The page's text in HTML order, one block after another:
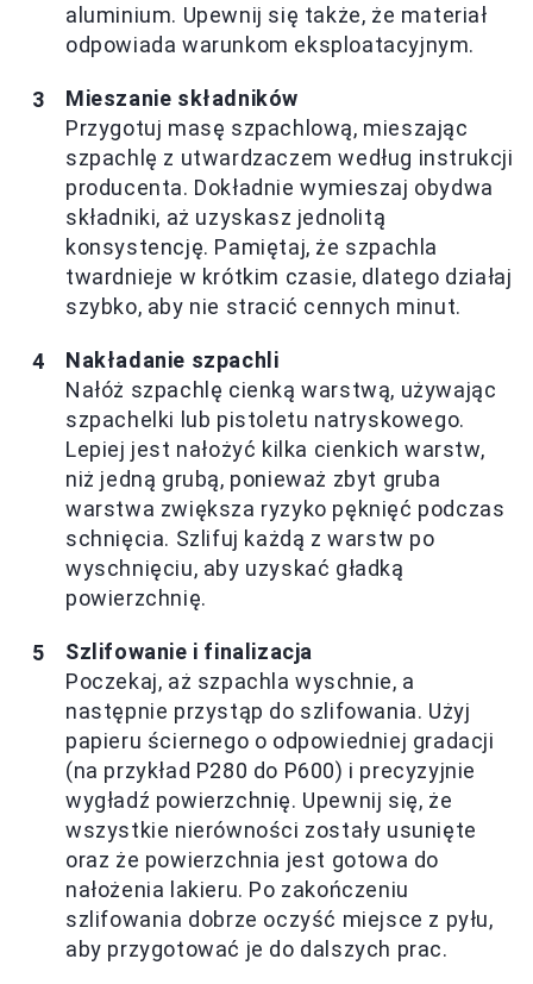
aluminium. Upewnij się także, że materiał
odpowiada warunkom eksploatacyjnym.
Mieszanie składników
Przygotuj masę szpachlową, mieszając
szpachlę z utwardzaczem według instrukcji
producenta. Dokładnie wymieszaj obydwa
składniki, aż uzyskasz jednolitą
konsystencję. Pamiętaj, że szpachla
twardnieje w krótkim czasie, dlatego działaj
szybko, aby nie stracić cennych minut.
Nakładanie szpachli
Nałóż szpachlę cienką warstwą, używając
szpachelki lub pistoletu natryskowego.
Lepiej jest nałożyć kilka cienkich warstw,
niż jedną grubą, ponieważ zbyt gruba
warstwa zwiększa ryzyko pęknięć podczas
schnięcia. Szlifuj każdą z warstw po
wyschnięciu, aby uzyskać gładką
powierzchnię.
Szlifowanie i finalizacja
Poczekaj, aż szpachla wyschnie, a
następnie przystąp do szlifowania. Użyj
papieru ściernego o odpowiedniej gradacji
(na przykład P280 do P600) i precyzyjnie
wygładź powierzchnię. Upewnij się, że
wszystkie nierówności zostały usunięte
oraz że powierzchnia jest gotowa do
nałożenia lakieru. Po zakończeniu
szlifowania dobrze oczyść miejsce z pyłu,
aby przygotować je do dalszych prac.